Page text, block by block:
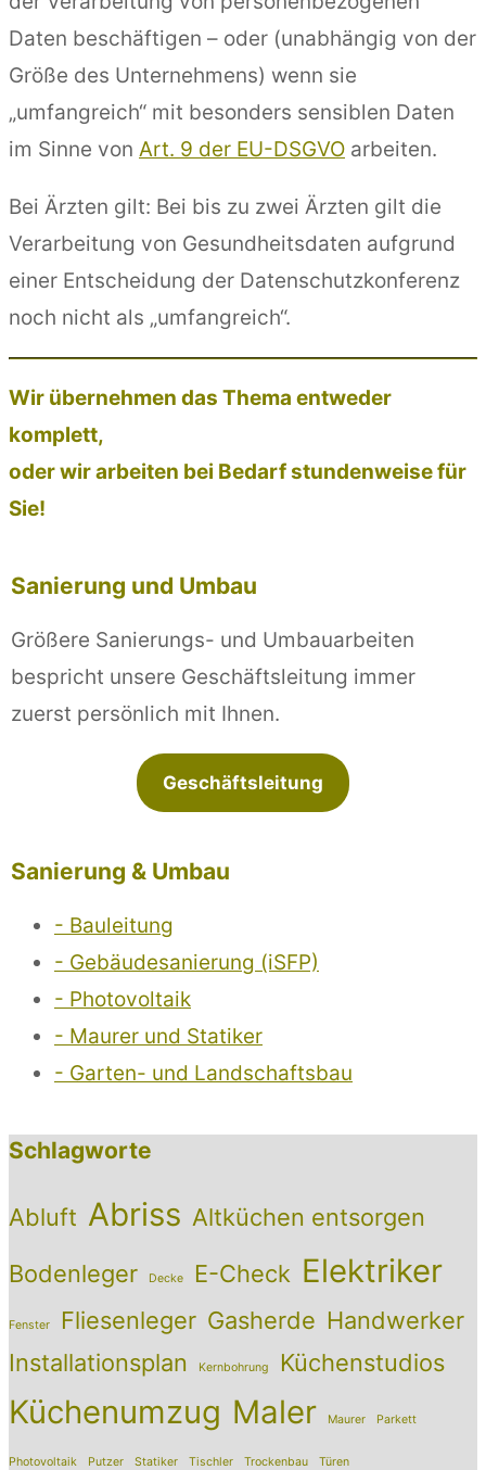
Daten beschäftigen – oder (unabhängig von der
Größe des Unternehmens) wenn sie
„umfangreich“ mit besonders sensiblen Daten
im Sinne von Art. 9 der EU-DSGVO arbeiten.
Bei Ärzten gilt: Bei bis zu zwei Ärzten gilt die
Verarbeitung von Gesundheitsdaten aufgrund
einer Entscheidung der Datenschutzkonferenz
noch nicht als „umfangreich“.
Wir übernehmen das Thema entweder
komplett,
oder wir arbeiten bei Bedarf stundenweise für
Sie!
Sanierung und Umbau
Größere Sanierungs- und Umbauarbeiten
bespricht unsere Geschäftsleitung immer
zuerst persönlich mit Ihnen.
Geschäftsleitung
Sanierung & Umbau
- Bauleitung
- Gebäudesanierung (iSFP)
- Photovoltaik
- Maurer und Statiker
- Garten- und Landschaftsbau
Schlagworte
Abluft Abriss Altküchen entsorgen
Bodenleger
Decke E-Check Elektriker
Fenster Fliesenleger Gasherde Handwerker
Installationsplan
Kernbohrung Küchenstudios
Küchenumzug Maler Maurer Parkett
Photovoltaik Putzer Statiker Tischler Trockenbau Türen